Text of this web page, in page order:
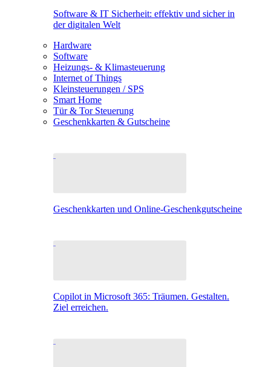
Software & IT Sicherheit: effektiv und sicher in
der digitalen Welt
Hardware
Software
Heizungs- & Klimasteuerung
Internet of Things
Kleinsteuerungen / SPS
Smart Home
Tür & Tor Steuerung
Geschenkkarten & Gutscheine
Geschenkkarten und Online-Geschenkgutscheine
Copilot in Microsoft 365: Träumen. Gestalten.
Ziel erreichen.